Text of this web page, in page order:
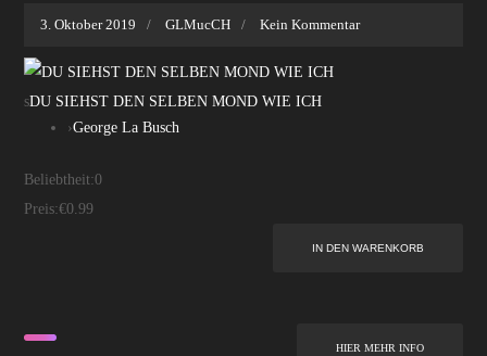
3. Oktober 2019 GLMucCH Kein Kommentar
sDU SIEHST DEN SELBEN MOND WIE ICH
›George La Busch
Beliebtheit:0
Preis:€0.99
HIER MEHR INFO